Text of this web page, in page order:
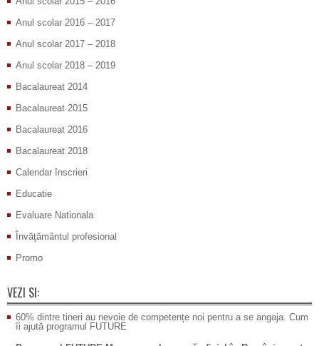
Anul scolar 2016 – 2017
Anul scolar 2017 – 2018
Anul scolar 2018 – 2019
Bacalaureat 2014
Bacalaureat 2015
Bacalaureat 2016
Bacalaureat 2018
Calendar înscrieri
Educatie
Evaluare Nationala
Învăţământul profesional
Promo
VEZI SI:
60% dintre tineri au nevoie de competențe noi pentru a se angaja. Cum
îi ajută programul FUTURE